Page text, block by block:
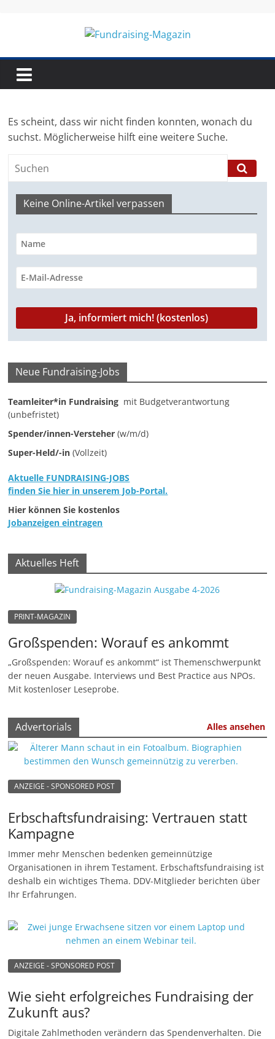
Fundraising-
B
c
n
a
g
a
z
i
n
z
i
a
l
a
t
i
n
S
p
n
e
|
e
i
n
|
S
t
Es scheint, dass wir nicht finden konnten, wonach du
suchst. Möglicherweise hilft eine weitere Suche.
Keine Online-Artikel verpassen
Neue Fundraising-Jobs
Teamleiter*in Fundraising mit Budgetverantwortung
(unbefristet)
Spender/innen-Versteher (w/m/d)
Super-Held/-in (Vollzeit)
Aktuelle FUNDRAISING-JOBS
finden Sie hier in unserem Job-Portal.
Hier können Sie kostenlos
Jobanzeigen eintragen
Aktuelles Heft
PRINT-MAGAZIN
Großspenden: Worauf es ankommt
„Großspenden: Worauf es ankommt“ ist Themenschwerpunkt
der neuen Ausgabe. Interviews und Best Practice aus NPOs.
Mit kostenloser Leseprobe.
Advertorials Alles ansehen
ANZEIGE - SPONSORED POST
Erbschaftsfundraising: Vertrauen statt
Kampagne
Immer mehr Menschen bedenken gemeinnützige
Organisationen in ihrem Testament. Erbschaftsfundraising ist
deshalb ein wichtiges Thema. DDV-Mitglieder berichten über
Ihr Erfahrungen.
ANZEIGE - SPONSORED POST
Wie sieht erfolgreiches Fundraising der
Zukunft aus?
Digitale Zahlmethoden verändern das Spendenverhalten. Die